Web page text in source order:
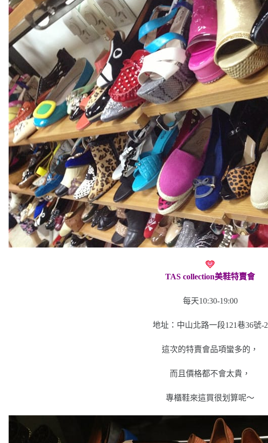
TAS collection美鞋特賣會
每天10:30-19:00
地址：中山北路一段121巷36號-2
這次的特賣會品項蠻多的，
而且價格都不會太貴，
專櫃鞋來這買很划算呢～